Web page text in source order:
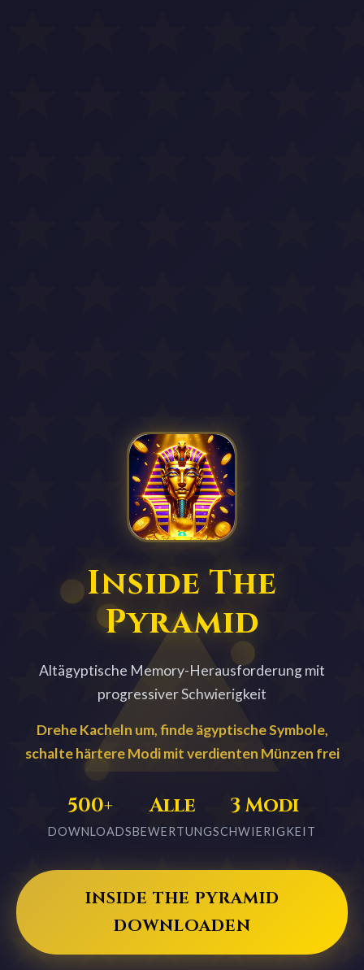
Inside The
Pyramid
Altägyptische Memory-Herausforderung mit
progressiver Schwierigkeit
Drehe Kacheln um, finde ägyptische Symbole,
schalte härtere Modi mit verdienten Münzen frei
500+
DOWNLOADS
Alle
BEWERTUNG
3 Modi
SCHWIERIGKEIT
INSIDE THE PYRAMID
DOWNLOADEN